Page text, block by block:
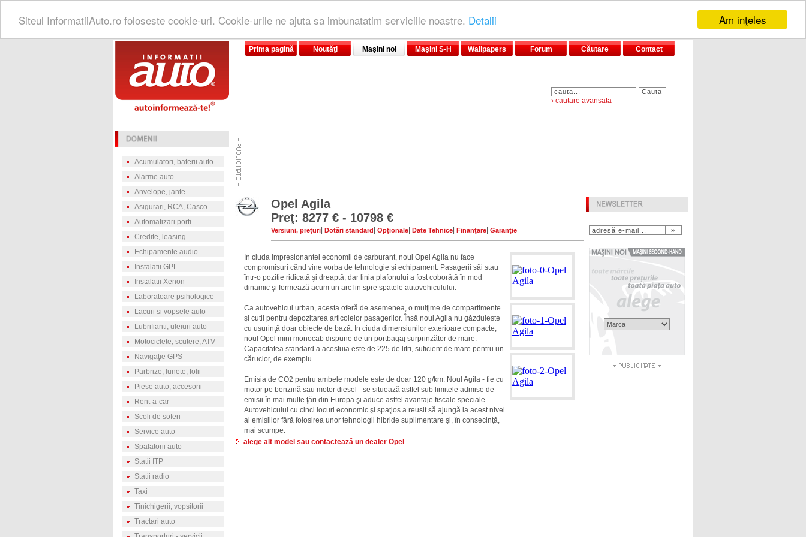
Am inţeles
Siteul InformatiiAuto.ro foloseste cookie-uri. Cookie-urile ne ajuta sa imbunatatim serviciile noastre. Detalii
Prima pagină Noutăţi Maşini noi Maşini S-H Wallpapers Forum Căutare Contact
› cautare avansata
Acumulatori, baterii auto
Alarme auto
Anvelope, jante
Asigurari, RCA, Casco
Automatizari porti
Credite, leasing
Echipamente audio
Instalatii GPL
Instalatii Xenon
Laboratoare psihologice
Lacuri si vopsele auto
Lubrifianti, uleiuri auto
Motociclete, scutere, ATV
Navigaţie GPS
Parbrize, lunete, folii
Piese auto, accesorii
Rent-a-car
Scoli de soferi
Service auto
Spalatorii auto
Statii ITP
Statii radio
Taxi
Tinichigerii, vopsitorii
Tractari auto
Opel Agila
Preţ: 8277 € - 10798 €
Versiuni, preţuri| Dotări standard Opţionale| Date Tehnice| Finanţare| Garanţie
In ciuda impresionantei economii de carburant, noul Opel Agila nu face
compromisuri când vine vorba de tehnologie şi echipament. Pasagerii săi stau
într-o pozitie ridicată şi dreaptă, dar linia plafonului a fost coborâtă în mod
dinamic şi formează acum un arc lin spre spatele autovehiculului.
Ca autovehicul urban, acesta oferă de asemenea, o mulţime de compartimente
şi cutii pentru depozitarea articolelor pasagerilor. Însă noul Agila nu găzduieste
cu usurinţă doar obiecte de bază. In ciuda dimensiunilor exterioare compacte,
noul Opel mini monocab dispune de un portbagaj surprinzător de mare.
Capacitatea standard a acestuia este de 225 de litri, suficient de mare pentru un
cărucior, de exemplu.
Emisia de CO2 pentru ambele modele este de doar 120 g/km. Noul Agila - fie cu
motor pe benzină sau motor diesel - se situează astfel sub limitele admise de
emisii în mai multe ţări din Europa şi aduce astfel avantaje fiscale speciale.
Autovehiculul cu cinci locuri economic şi spaţios a reusit să ajungă la acest nivel
al emisiilor fără folosirea unor tehnologii hibride suplimentare şi, în consecinţă,
mai scumpe.
alege alt model sau contactează un dealer Opel